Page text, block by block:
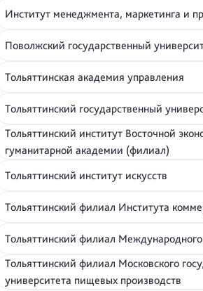
Институт менеджмента, маркетинга и
Поволжский государственный
Тольяттинская академия управления
Тольяттинский государственный
Тольяттинский институт Восточной
гуманитарной академии (филиал)
Тольяттинский институт искусств
Тольяттинский филиал Института
Тольяттинский филиал
Тольяттинский филиал Московского
университета пищевых производств